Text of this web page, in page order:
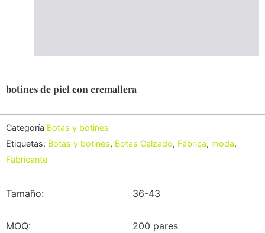
botines de piel con cremallera
Categoría Botas y botines
Etiquetas: Botas y botines, Botas Calzado, Fábrica, moda,
Fabricante
Tamaño: 36-43
MOQ: 200 pares